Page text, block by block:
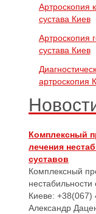
Артроскопия
сустава Киев
Артроскопия
сустава Киев
артроскопия
Комплексный
лечения
суставов
Комплексный
нестабильности
Киеве: +38(067)
Александр